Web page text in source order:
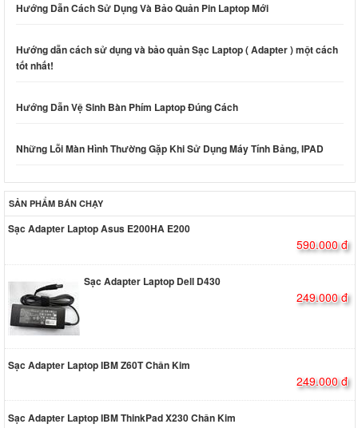
Hướng Dẫn Cách Sử Dụng Và Bảo Quản Pin Laptop Mới
Hướng dẫn cách sử dụng và bảo quản Sạc Laptop ( Adapter ) một cách
tốt nhất!
Hướng Dẫn Vệ Sinh Bàn Phím Laptop Đúng Cách
Những Lỗi Màn Hình Thường Gặp Khi Sử Dụng Máy Tính Bảng, IPAD
SẢN PHẨM BÁN CHẠY
Sạc Adapter Laptop Asus E200HA E200
590.000 đ
Sạc Adapter Laptop Dell D430
249.000 đ
Sạc Adapter Laptop IBM Z60T Chân Kim
249.000 đ
Sạc Adapter Laptop IBM ThinkPad X230 Chân Kim